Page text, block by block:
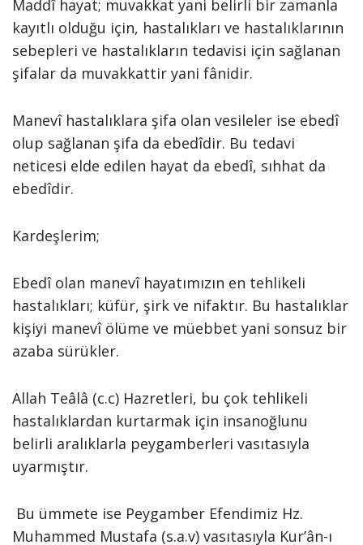
Maddî hayat; muvakkat yani belirli bir zamanla
kayıtlı olduğu için, hastalıkları ve hastalıklarının
sebepleri ve hastalıkların tedavisi için sağlanan
şifalar da muvakkattir yani fânidir.
Manevî hastalıklara şifa olan vesileler ise ebedî
olup sağlanan şifa da ebedîdir. Bu tedavi
neticesi elde edilen hayat da ebedî, sıhhat da
ebedîdir.
Kardeşlerim;
Ebedî olan manevî hayatımızın en tehlikeli
hastalıkları; küfür, şirk ve nifaktır. Bu hastalıklar
kişiyi manevî ölüme ve müebbet yani sonsuz bir
azaba sürükler.
Allah Teâlâ (c.c) Hazretleri, bu çok tehlikeli
hastalıklardan kurtarmak için insanoğlunu
belirli aralıklarla peygamberleri vasıtasıyla
uyarmıştır.
Bu ümmete ise Peygamber Efendimiz Hz.
Muhammed Mustafa (s.a.v) vasıtasıyla Kur’ân-ı